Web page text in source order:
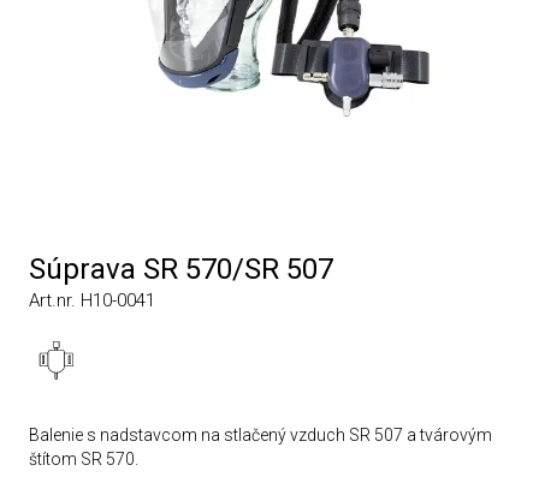
Súprava SR 570/SR 507
Art.nr. H10-0041
Balenie s nadstavcom na stlačený vzduch SR 507 a tvárovým
štítom SR 570.